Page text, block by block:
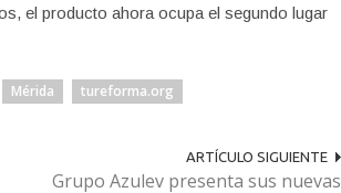
el producto ahora ocupa el segundo lugar
Mérida tureforma.org
ARTÍCULO SIGUIENTE
Grupo Azulev presenta sus nuevas